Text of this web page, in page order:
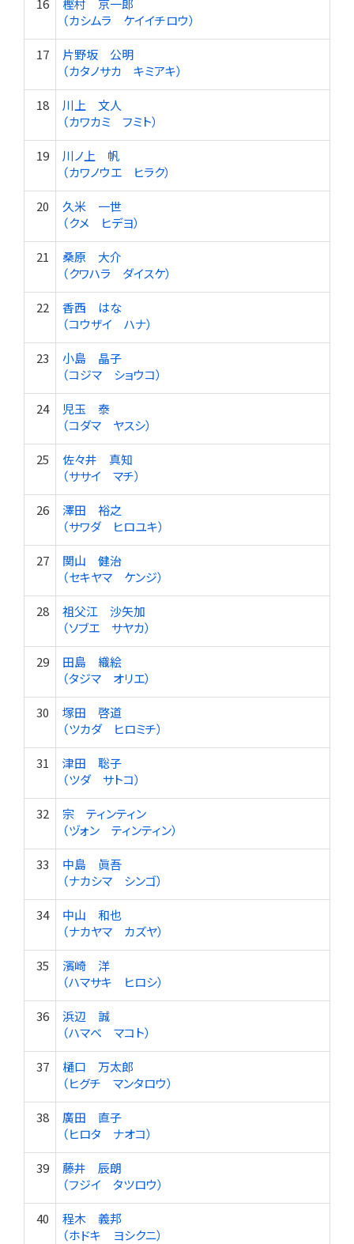
16
樫村 京一郎
（カシムラ ケイイチロウ）
17
片野坂 公明
（カタノサカ キミアキ）
18
川上 文人
（カワカミ フミト）
19
川ノ上 帆
（カワノウエ ヒラク）
20
久米 一世
（クメ ヒデヨ）
21
桑原 大介
（クワハラ ダイスケ）
22
香西 はな
（コウザイ ハナ）
23
小島 晶子
（コジマ ショウコ）
24
児玉 泰
（コダマ ヤスシ）
25
佐々井 真知
（ササイ マチ）
26
澤田 裕之
（サワダ ヒロユキ）
27
関山 健治
（セキヤマ ケンジ）
28
祖父江 沙矢加
（ソブエ サヤカ）
29
田島 織絵
（タジマ オリエ）
30
塚田 啓道
（ツカダ ヒロミチ）
31
津田 聡子
（ツダ サトコ）
32
宗 ティンティン
（ヅォン ティンティン）
33
中島 眞吾
（ナカシマ シンゴ）
34
中山 和也
（ナカヤマ カズヤ）
35
濱崎 洋
（ハマサキ ヒロシ）
36
浜辺 誠
（ハマベ マコト）
37
樋口 万太郎
（ヒグチ マンタロウ）
38
廣田 直子
（ヒロタ ナオコ）
39
藤井 辰朗
（フジイ タツロウ）
40
程木 義邦
（ホドキ ヨシクニ）